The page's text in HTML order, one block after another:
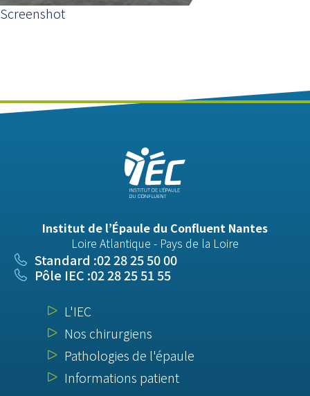
Screenshot
Institut de l’Épaule du Confluent Nantes
Loire Atlantique - Pays de la Loire
Standard :02 28 25 50 00
Pôle IEC :02 28 25 51 55
L'IEC
Nos chirurgiens
Pathologies de l'épaule
Informations patient